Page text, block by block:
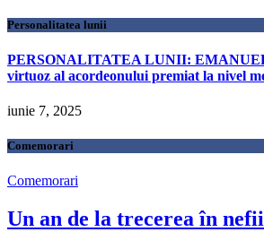
Personalitatea lunii
PERSONALITATEA LUNII:
virtuoz al acordeonului premiat la nivel
iunie 7, 2025
Comemorari
Comemorari
Un an de la trecerea în